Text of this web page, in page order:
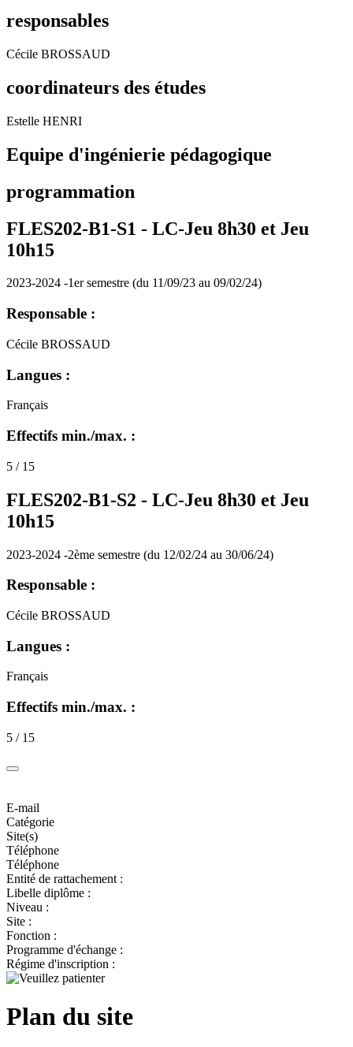
responsables
Cécile BROSSAUD
coordinateurs des études
Estelle HENRI
Equipe d'ingénierie pédagogique
programmation
FLES202-B1-S1 - LC-Jeu 8h30 et Jeu
10h15
2023-2024 -1er semestre (du 11/09/23 au 09/02/24)
Responsable :
Cécile BROSSAUD
Langues :
Français
Effectifs min./max. :
5 / 15
FLES202-B1-S2 - LC-Jeu 8h30 et Jeu
10h15
2023-2024 -2ème semestre (du 12/02/24 au 30/06/24)
Responsable :
Cécile BROSSAUD
Langues :
Français
Effectifs min./max. :
5 / 15
E-mail
Catégorie
Site(s)
Téléphone
Téléphone
Entité de rattachement :
Libelle diplôme :
Niveau :
Site :
Fonction :
Programme d'échange :
Régime d'inscription :
Plan du site